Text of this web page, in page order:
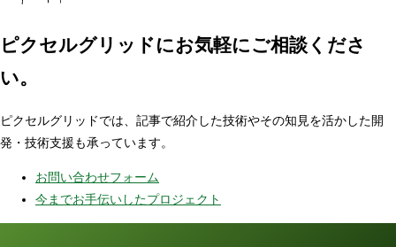
ピクセルグリッドにお気軽にご相談くださ
い。
ピクセルグリッドでは、記事で紹介した技術やその知見を活かした開
発・技術支援も承っています。
お問い合わせフォーム
今までお手伝いしたプロジェクト